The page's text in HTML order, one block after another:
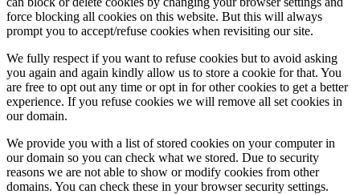
force blocking all cookies on this website. But this will always
prompt you to accept/refuse cookies when revisiting our site.
We fully respect if you want to refuse cookies but to avoid asking
you again and again kindly allow us to store a cookie for that. You
are free to opt out any time or opt in for other cookies to get a better
experience. If you refuse cookies we will remove all set cookies in
our domain.
We provide you with a list of stored cookies on your computer in
our domain so you can check what we stored. Due to security
reasons we are not able to show or modify cookies from other
domains. You can check these in your browser security settings.